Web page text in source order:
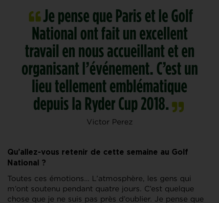
Je pense que Paris et le Golf
National ont fait un excellent
travail en nous accueillant et en
organisant l’événement. C’est un
lieu tellement emblématique
depuis la Ryder Cup 2018.
Victor Perez
Qu’allez-vous retenir de cette semaine au Golf
National ?
Toutes ces émotions… L’atmosphère, les gens qui
m’ont soutenu pendant quatre jours. C’est quelque
chose que je ne suis pas près d’oublier. Je pense que